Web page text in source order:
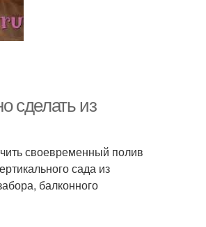
сделать из
своевременный полив
сада из
балконного